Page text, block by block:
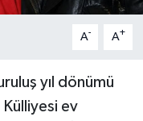
A- A+
yıl dönümü
Külliyesi ev